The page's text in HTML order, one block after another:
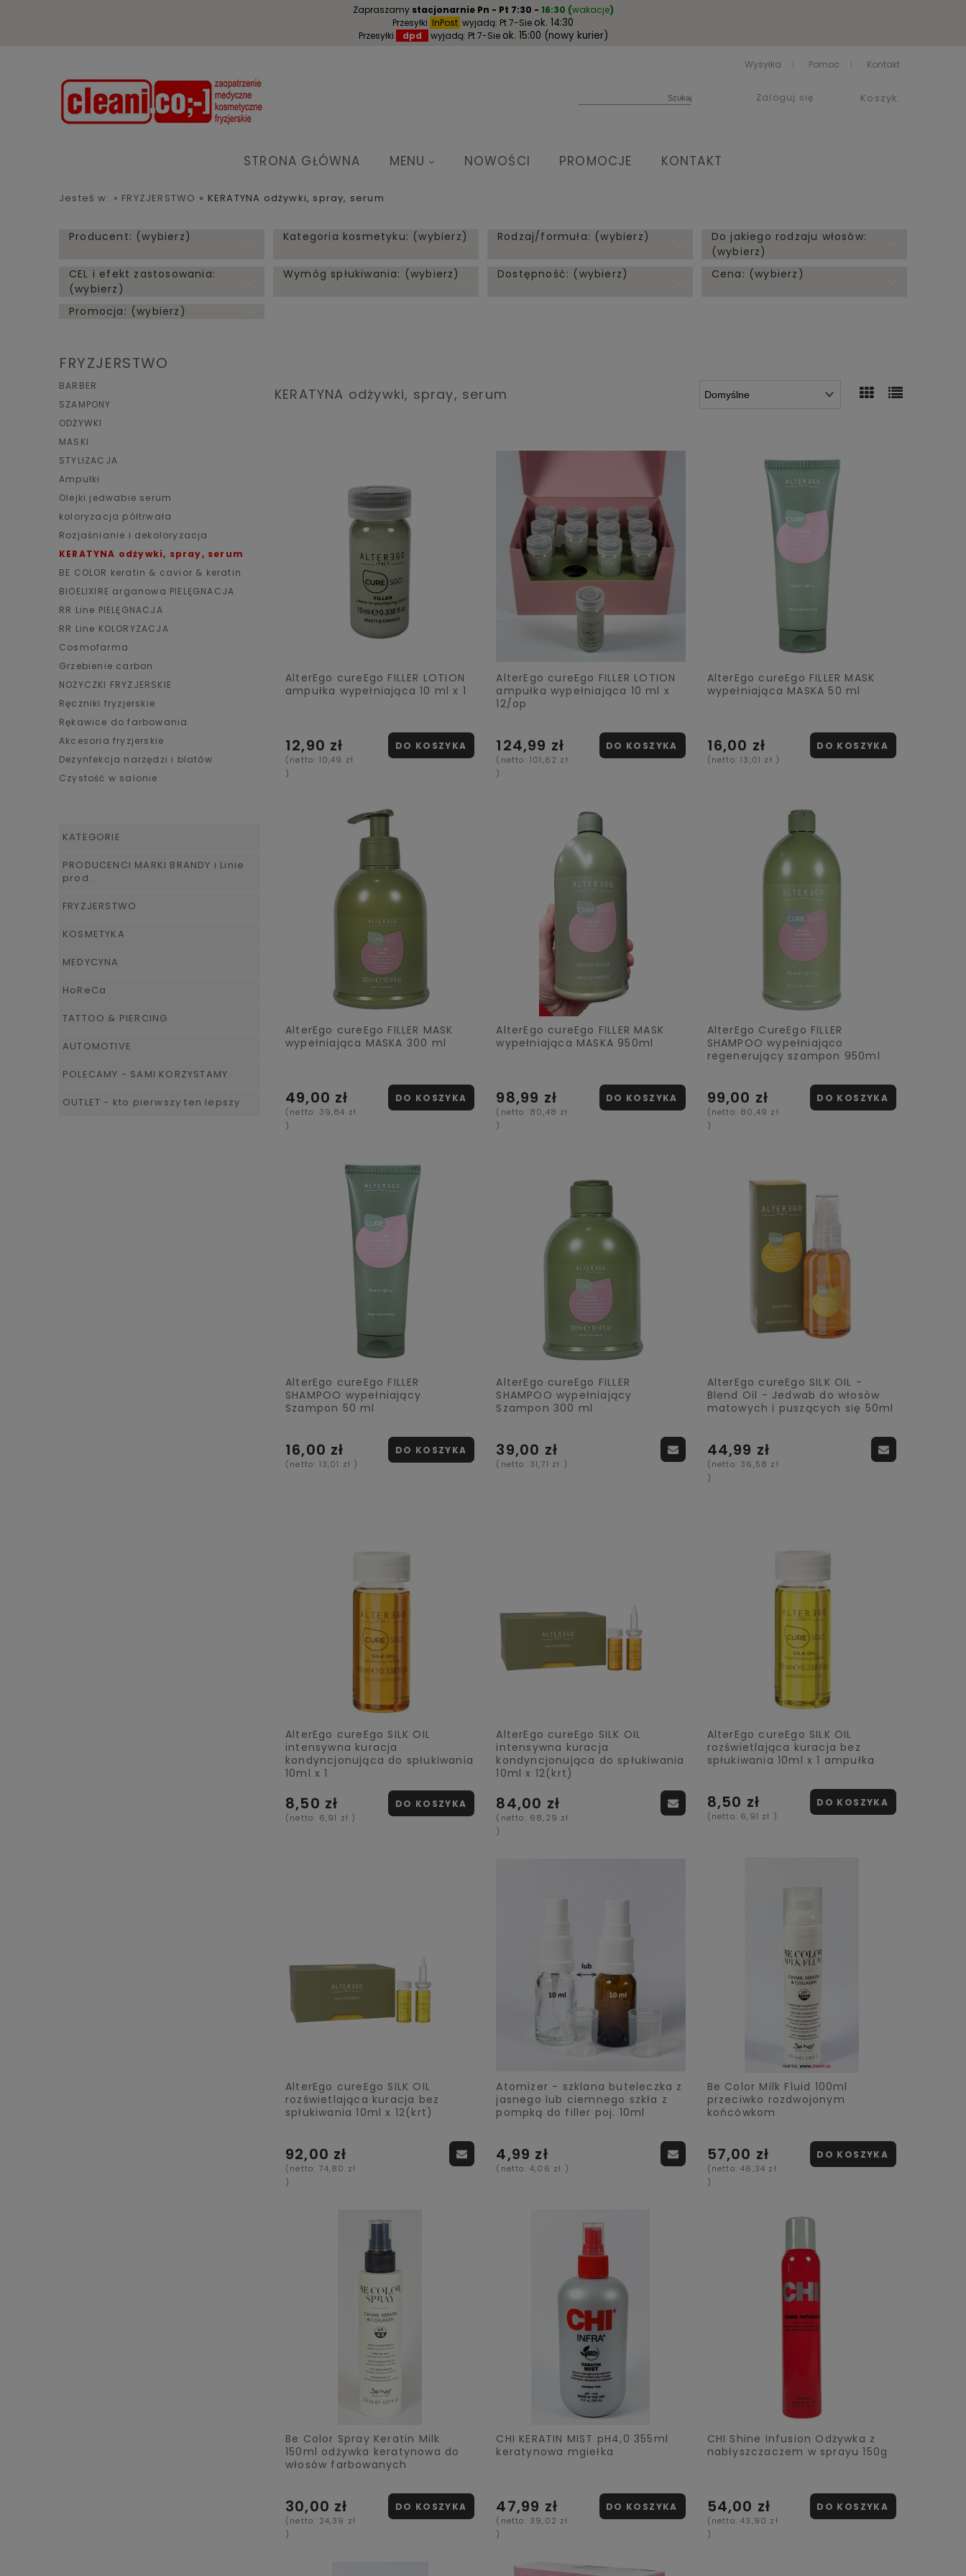
Zapraszamy stacjonarnie Pn - Pt 7:30 - 16:30 (wakacje)
Przesyłki InPost wyjadą: Pt 7-Sie ok. 14:30
Przesyłki dpd wyjadą: Pt 7-Sie ok. 15:00 (nowy kurier)
Wysyłka Pomoc Kontakt
Koszyk:
Zaloguj się
STRONA GŁÓWNA MENU NOWOŚCI PROMOCJE KONTAKT
Jesteś w: » FRYZJERSTWO » KERATYNA odżywki, spray, serum
Producent: (wybierz) Kategoria kosmetyku: (wybierz) Rodzaj/formuła: (wybierz)
Do jakiego rodzaju włosów:
(wybierz)
CEL i efekt zastosowania:
(wybierz)
Wymóg spłukiwania: (wybierz) Dostępność: (wybierz) Cena: (wybierz)
Promocja: (wybierz)
FRYZJERSTWO
BARBER
SZAMPONY
ODŻYWKI
MASKI
STYLIZACJA
Ampułki
Olejki jedwabie serum
koloryzacja półtrwała
Rozjaśnianie i dekoloryzacja
KERATYNA odżywki, spray, serum
BE COLOR keratin & cavior & keratin
BIOELIXIRE arganowa PIELĘGNACJA
RR Line PIELĘGNACJA
RR Line KOLORYZACJA
Cosmofarma
Grzebienie carbon
NOŻYCZKI FRYZJERSKIE
Ręczniki fryzjerskie
Rękawice do farbowania
Akcesoria fryzjerskie
Dezynfekcja narzędzi i blatów
Czystość w salonie
KATEGORIE
PRODUCENCI MARKI BRANDY i Linie
prod.
FRYZJERSTWO
KOSMETYKA
MEDYCYNA
HoReCa
TATTOO & PIERCING
AUTOMOTIVE
POLECAMY - SAMI KORZYSTAMY
OUTLET - kto pierwszy ten lepszy
KERATYNA odżywki, spray, serum
AlterEgo cureEgo FILLER LOTION
ampułka wypełniająca 10 ml x 1
12,90 zł
(netto: 10,49 zł
)
DO KOSZYKA
AlterEgo cureEgo FILLER LOTION
ampułka wypełniająca 10 ml x
12/op
124,99 zł
(netto: 101,62 zł
)
DO KOSZYKA
AlterEgo cureEgo FILLER MASK
wypełniająca MASKA 50 ml
16,00 zł
(netto:13,01 zł )
DO KOSZYKA
AlterEgo cureEgo FILLER MASK
wypełniająca MASKA 300 ml
49,00 zł
(netto: 39,84 zł
)
DO KOSZYKA
AlterEgo cureEgo FILLER MASK
wypełniająca MASKA 950ml
98,99 zł
(netto: 80,48 zł
)
DO KOSZYKA
AlterEgo CureEgo FILLER
SHAMPOO wypełniająco
regenerujący szampon 950ml
99,00 zł
(netto: 80,49 zł
)
DO KOSZYKA
AlterEgo cureEgo FILLER
SHAMPOO wypełniający
Szampon 50 ml
16,00 zł
(netto: 13,01 zł )
DO KOSZYKA
AlterEgo cureEgo FILLER
SHAMPOO wypełniający
Szampon 300 ml
39,00 zł
(netto: 31,71 zł )
AlterEgo cureEgo SILK OIL -
Blend Oil - Jedwab do włosów
matowych i puszących się 50ml
44,99 zł
(netto: 36,58 zł
)
AlterEgo cureEgo SILK OIL
intensywna kuracja
kondyncjonująca do spłukiwania
10ml x 1
8,50 zł
(netto: 6,91 zł )
DO KOSZYKA
AlterEgo cureEgo SILK OIL
intensywna kuracja
kondyncjonująca do spłukiwania
10ml x 12(krt)
84,00 zł
(netto: 68,29 zł
)
AlterEgo cureEgo SILK OIL
rozświetlająca kuracja bez
spłukiwania 10ml x 1 ampułka
8,50 zł
(netto: 6,91 zł )
DO KOSZYKA
AlterEgo cureEgo SILK OIL
rozświetlająca kuracja bez
spłukiwania 10ml x 12(krt)
92,00 zł
(netto: 74,80 zł
)
Atomizer - szklana buteleczka z
jasnego lub ciemnego szkła z
pompką do filler poj. 10ml
4,99 zł
(netto: 4,06 zł )
Be Color Milk Fluid 100ml
przeciwko rozdwojonym
końcówkom
57,00 zł
(netto:46,34 zł
)
DO KOSZYKA
Be Color Spray Keratin Milk
150ml odżywka keratynowa do
włosów farbowanych
30,00 zł
(netto: 24,39 zł
)
DO KOSZYKA
CHI KERATIN MIST pH4,0 355ml
keratynowa mgiełka
47,99 zł
(netto: 39,02 zł
)
DO KOSZYKA
CHI Shine Infusion Odżywka z
nabłyszczaczem w sprayu 150g
54,00 zł
(netto:43,90 zł
)
DO KOSZYKA